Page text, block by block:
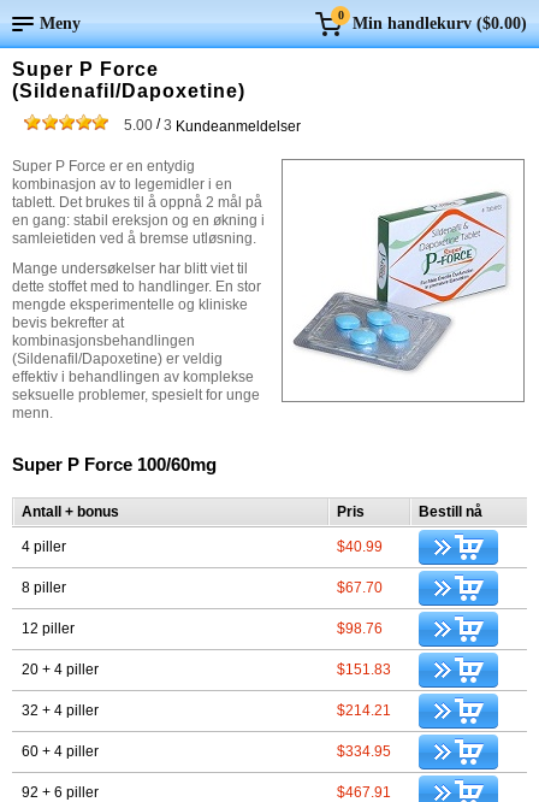
Meny 0 Min handlekurv ($0.00)
Super P Force
(Sildenafil/Dapoxetine)
5.00 /3 Kundeanmeldelser
Super P Force er en entydig
kombinasjon av to legemidler i en
tablett. Det brukes til å oppnå 2 mål på
en gang: stabil ereksjon og en økning i
samleietiden ved å bremse utløsning.
Mange undersøkelser har blitt viet til
dette stoffet med to handlinger. En stor
mengde eksperimentelle og kliniske
bevis bekrefter at
kombinasjonsbehandlingen
(Sildenafil/Dapoxetine) er veldig
effektiv i behandlingen av komplekse
seksuelle problemer, spesielt for unge
menn.
Super P Force 100/60mg
Antall + bonus Pris Bestill nå
4 piller $40.99
8 piller $67.70
12 piller $98.76
20 + 4 piller $151.83
32 + 4 piller $214.21
60 + 4 piller $334.95
92 + 6 piller $467.91